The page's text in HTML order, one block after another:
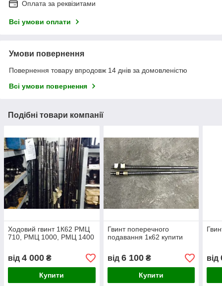
Оплата за реквізитами
Всі умови оплати
Умови повернення
Повернення товару впродовж 14 днів за домовленістю
Всі умови повернення
Подібні товари компанії
Ходовий гвинт 1К62 РМЦ
710, РМЦ 1000, РМЦ 1400
від 4 000 ₴
Купити
Гвинт поперечного
подавання 1к62 купити
від 6 100₴
Купити
від